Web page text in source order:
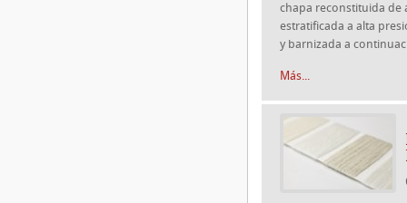
chapa reconstituida de
estratificada a alta
y barnizada a
Más...